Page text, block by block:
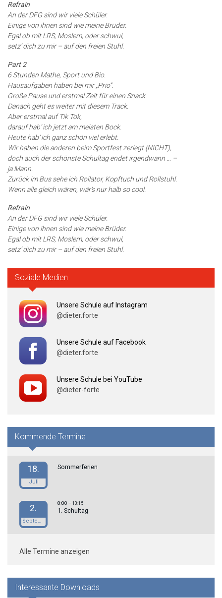
Refrain
An der DFG sind wir viele Schüler.
Einige von ihnen sind wie meine Brüder.
Egal ob mit LRS, Moslem, oder schwul,
setz‘ dich zu mir – auf den freien Stuhl.
Part 2
6 Stunden Mathe, Sport und Bio.
Hausaufgaben haben bei mir „Prio“.
Große Pause und erstmal Zeit für einen Snack.
Danach geht es weiter mit diesem Track.
Aber erstmal auf Tik Tok,
darauf hab‘ ich jetzt am meisten Bock.
Heute hab‘ ich ganz schön viel erlebt.
Wir haben die anderen beim Sportfest zerlegt (NICHT),
doch auch der schönste Schultag endet irgendwann … –
ja Mann.
Zurück im Bus sehe ich Rollator, Kopftuch und Rollstuhl.
Wenn alle gleich wären, wär‘s nur halb so cool.
Refrain
An der DFG sind wir viele Schüler.
Einige von ihnen sind wie meine Brüder.
Egal ob mit LRS, Moslem, oder schwul,
setz‘ dich zu mir – auf den freien Stuhl.
Soziale Medien
Unsere Schule auf Instagram
@dieter.forte
Unsere Schule auf Facebook
@dieter.forte
Unsere Schule bei YouTube
@dieter-forte
Kommende Termine
18.
Juli
Sommerferien
2.
September
8:00– 13:15
1. Schultag
Alle Termine anzeigen
Interessante Downloads